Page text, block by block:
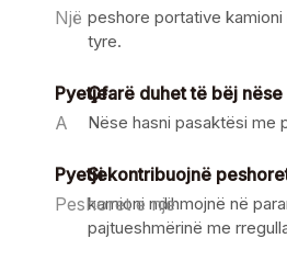
Një peshore portative
tyre.
PyetjeÇfarë duhet të bëj
A
Nëse hasni pasaktësi me
PyetjeSi kontribuojnë
Peshoret e një
kamioni ndihmojnë në
pajtueshmërinë me